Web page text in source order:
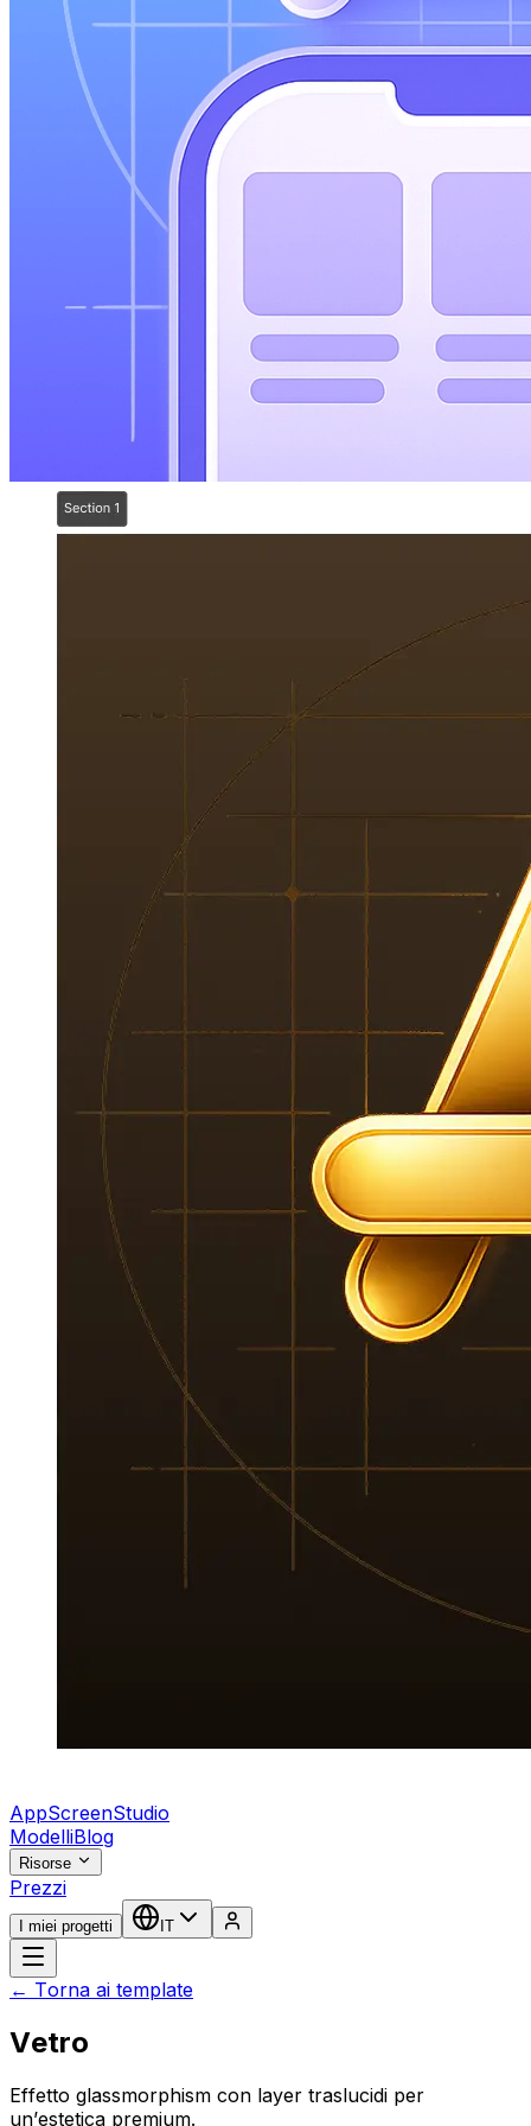
AppScreenStudio
ModelliBlog
Risorse
Prezzi
I miei progetti IT
← Torna ai template
Vetro
Effetto glassmorphism con layer traslucidi per
un’estetica premium.